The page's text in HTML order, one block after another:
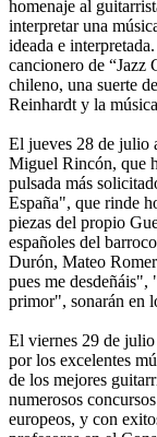
homenaje al
interpretar una
ideada e
cancionero de “Jazz
chileno, una suerte
Reinhardt y la
El jueves 28 de julio
Miguel Rincón, que
pulsada más
España", que rinde
piezas del propio
españoles del
Durón, Mateo
pues me
primor", sonarán en
El viernes 29 de
por los excelentes
de los mejores
numerosos
europeos, y con